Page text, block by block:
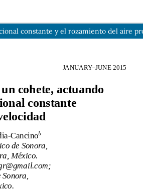
constante y el rozamiento del aire